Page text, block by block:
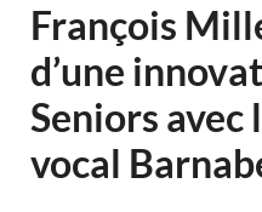
François
d’une
Seniors avec
vocal